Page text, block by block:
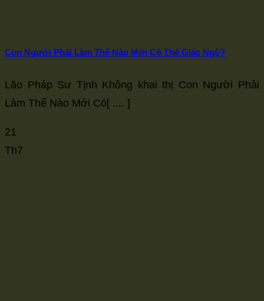
Con Người Phải Làm Thế Nào Mới Có Thể Giác Ngộ?
Lão Pháp Sư Tịnh Không khai thị Con Người Phải
Làm Thế Nào Mới Có[ .... ]
21
Th7